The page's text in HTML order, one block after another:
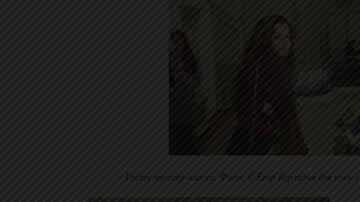
Гости мастер-класса. Фото © Егор Берладин для